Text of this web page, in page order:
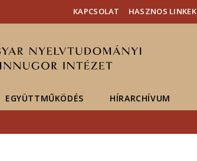
KAPCSOLAT HASZNOS LINKEK
EGYÜTTMŰKÖDÉS HÍRARCHÍVUM